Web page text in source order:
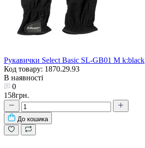
Рукавички Select Basic SL-GB01 M k:black
Код товару: 1870.29.93
В наявності
0
158грн.
До кошика